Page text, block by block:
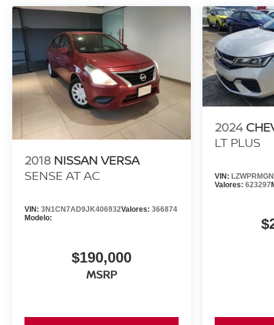
2018 NISSAN VERSA
SENSE AT AC
VIN: 3N1CN7AD9JK406932Valores: 366874
Modelo:
$190,000
MSRP
2024
LT PLUS
VIN:
Valores: 623297